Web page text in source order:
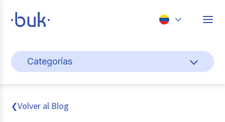
Perú
Categorías
Cultura y bienestar laboral
Gestión de personas
❮Volver al Blog